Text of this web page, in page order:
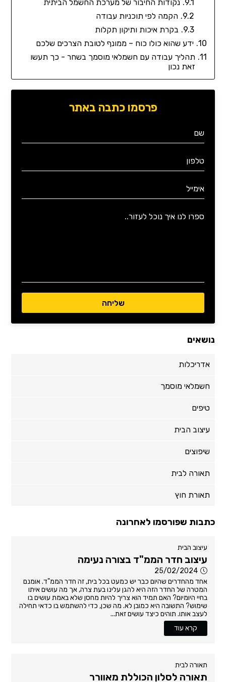
נקודות החיבור של מערכת החשמל הביתית
הקמה לפי תוכניות עבודה
בקרת איכות ותיקון תקלות
ידע שהוא כולו כוח – ממונף לטובת הצרכים שלכם
תהליך עבודה עם חשמלאי מוסמך בשחר - כך תעשו
זאת נכון
פרסמו כתבה באתר
נושאים
אדריכלות
חשמלאי מוסמך
טיפים
עיצוב הבית
שיפוצים
תאורה לבית
תאורת חוץ
כתבות שפורסמו לאחרונה
עיצוב הבית
עיצוב חדר הממ"ד בצורה נעימה
25/02/2024
אחד מהחדרים שהיום כבר יש כמעט בכל בית, זה חדר הממ"ד. אומנם
המטרה של החדר הזה היא להגן עלינו בעת צרה, אך מה עושים איתו
בחיי היומיום? האם תמיד הוא צריך להיות מחסן שלא באמת עושים בו
שימוש? התשובה היא כמובן לא. מה שכן, כדי להשתמש בו כדאי תחילה
לעצב אותו. תוהים כיצד עושים זאת...
קרא עוד
תאורה לבית
תאורה לסלון הכוללת מאוורר